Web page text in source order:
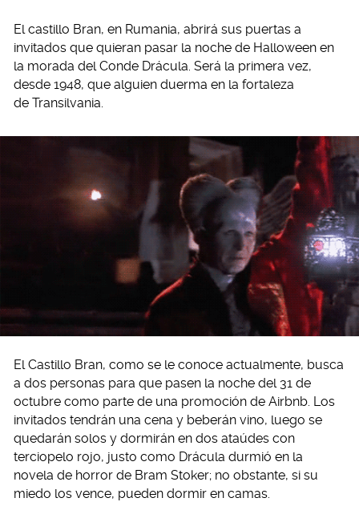
El castillo Bran, en Rumania, abrirá sus puertas a
invitados que quieran pasar la noche de Halloween en
la morada del Conde Drácula. Será la primera vez,
desde 1948, que alguien duerma en la fortaleza
de Transilvania.
El Castillo Bran, como se le conoce actualmente, busca
a dos personas para que pasen la noche del 31 de
octubre como parte de una promoción de Airbnb. Los
invitados tendrán una cena y beberán vino, luego se
quedarán solos y dormirán en dos ataúdes con
terciopelo rojo, justo como Drácula durmió en la
novela de horror de Bram Stoker; no obstante, si su
miedo los vence, pueden dormir en camas.